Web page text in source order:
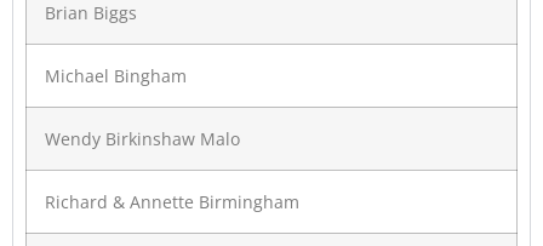
Brian Biggs
Michael Bingham
Wendy Birkinshaw Malo
Richard & Annette Birmingham